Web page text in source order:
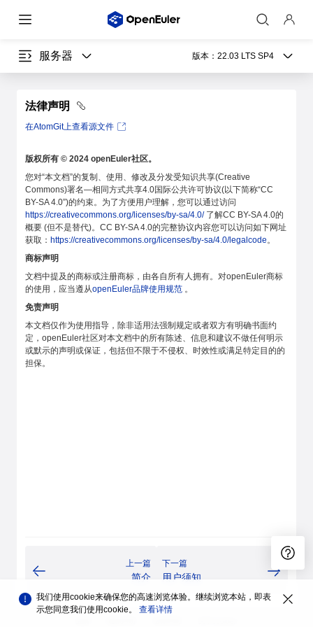
服务器 版本： 22.03 LTS SP4
法律声明
在AtomGit上查看源文件
版权所有 © 2024 openEuler社区。
您对“本文档”的复制、使用、修改及分发受知识共享(Creative
Commons)署名—相同方式共享4.0国际公共许可协议(以下简称“CC
BY-SA 4.0”)的约束。为了方便用户理解，您可以通过访问
https://creativecommons.org/licenses/by-sa/4.0/了解CC BY-SA 4.0的
概要 (但不是替代)。CC BY-SA 4.0的完整协议内容您可以访问如下网址
获取： https://creativecommons.org/licenses/by-sa/4.0/legalcode。
商标声明
文档中提及的商标或注册商标，由各自所有人拥有。对openEuler商标
的使用，应当遵从openEuler品牌使用规范 。
免责声明
本文档仅作为使用指导，除非适用法强制规定或者双方有明确书面约
定，openEuler社区对本文档中的所有陈述、信息和建议不做任何明示
或默示的声明或保证，包括但不限于不侵权、时效性或满足特定目的的
担保。
上一篇
简介 用户须知
下一篇
我们使用cookie来确保您的高速浏览体验。继续浏览本站，即表
示您同意我们使用cookie。 查看详情